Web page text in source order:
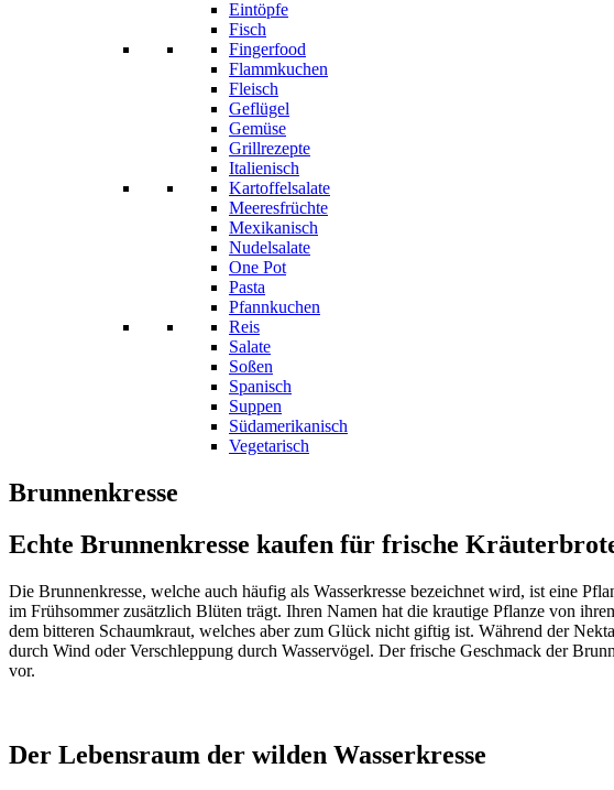
Eintöpfe
Fisch
Fingerfood
Flammkuchen
Fleisch
Geflügel
Gemüse
Grillrezepte
Italienisch
Kartoffelsalate
Meeresfrüchte
Mexikanisch
Nudelsalate
One Pot
Pasta
Pfannkuchen
Reis
Salate
Soßen
Spanisch
Suppen
Südamerikanisch
Vegetarisch
Brunnenkresse
Echte Brunnenkresse kaufen für frische
Die Brunnenkresse, welche auch häufig als Wasserkresse bezeichnet wird, ist eine
im Frühsommer zusätzlich Blüten trägt. Ihren Namen hat die krautige Pflanze von
dem bitteren Schaumkraut, welches aber zum Glück nicht giftig ist. Während der
durch Wind oder Verschleppung durch Wasservögel. Der frische Geschmack der
vor.
Der Lebensraum der wilden Wasserkresse